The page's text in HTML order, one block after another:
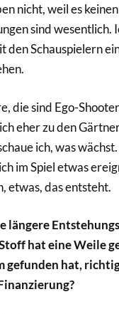
nicht, weil es
sind wesentlich.
den Schauspielern
die sind Ego-
eher zu den
ich, was
im Spiel etwas
etwas, das entsteht.
längere
hat eine Weile
gefunden hat,